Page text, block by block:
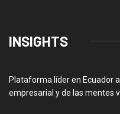
INSIGHTS
Plataforma líder en Ecuador
empresarial y de las mentes